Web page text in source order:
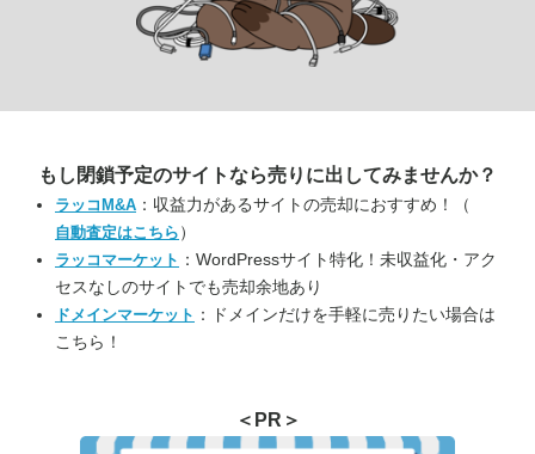
もし閉鎖予定のサイトなら売りに出してみませんか？
ラッコM&A ：収益力があるサイトの売却におすすめ！（
自動査定はこちら ）
ラッコマーケット ：WordPressサイト特化！未収益化・アク
セスなしのサイトでも売却余地あり
ドメインマーケット ：ドメインだけを手軽に売りたい場合は
こちら！
＜PR＞